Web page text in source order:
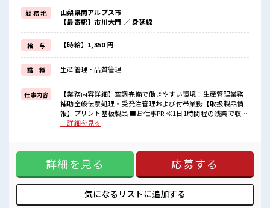
制服があるので、
毎日の服装の悩み解消♪
≪未経験の方も大カンゲイ≫
新しいことにチャレンジするのは不安だけど、
しっかり働く環境が整っています！
イチからスキルUP・ステップUP目指していきましょう！
≪収入アップを目指せる≫
高時給だらけの派遣のお仕事です！
■職場の雰囲気
20代の若い世代がたくさん活躍中の活気ある職場！
休憩室で楽しくおしゃべり！
ストレス解消☆
勤 務 地
山梨県南アルプス市
【最寄駅】市川大門 ／ 身延線
給 与 【時給】1,350 円
職 種 生産管理・品質管理
仕事内容
【業務内容詳細】空調完備で働きやすい環境！生産管理業務
補助全般伝票処理・受発注管理および付帯業務【取扱製品情
報】プリント基板製品 ■お仕事PR ≪1日1時間程の残業で収入
アップ≫ 残業は月20時間未満で、 ほどよく稼げます♪ ≪ラク
不安だけど、 しっかり働く環境が整っています！ イチからス
キルUP・ステップUP目指していきましょう！ ≪収入アップ
を目指せる≫ 高時給だらけの派遣のお仕事です！ ■職場の雰
囲気 20代の若い世代がたくさん活躍中の活気ある職場！ 休憩
室で楽しくおしゃべり！ ストレス解消☆ 職場にはロッカー完
備！ 私物の置きすぎには注意が必要ですね★
…詳細を見る
詳細を見る 応募する
気になるリストに追加する